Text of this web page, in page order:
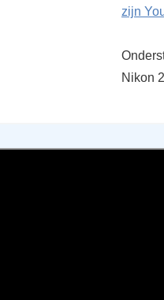
zijn
Nikon